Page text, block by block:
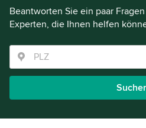
Beantworten Sie ein paar
Experten, die Ihnen helfen